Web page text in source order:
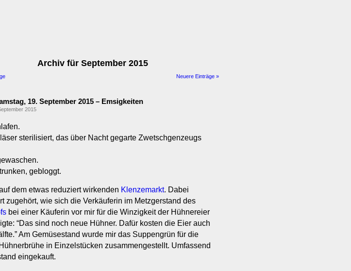
Archiv für September 2015
Neuere Einträge »
19. September 2015 – Emsigkeiten
2015
sterilisiert, das über Nacht gegarte Zwetschgenzeugs
gebloggt.
dem etwas reduziert wirkenden Klenzemarkt. Dabei
zugehört, wie sich die Verkäuferin im Metzgerstand des
bei einer Käuferin vor mir für die Winzigkeit der Hühnereier
“Das sind noch neue Hühner. Dafür kosten die Eier auch
Am Gemüsestand wurde mir das Suppengrün für die
in Einzelstücken zusammengestellt. Umfassend
eingekauft.